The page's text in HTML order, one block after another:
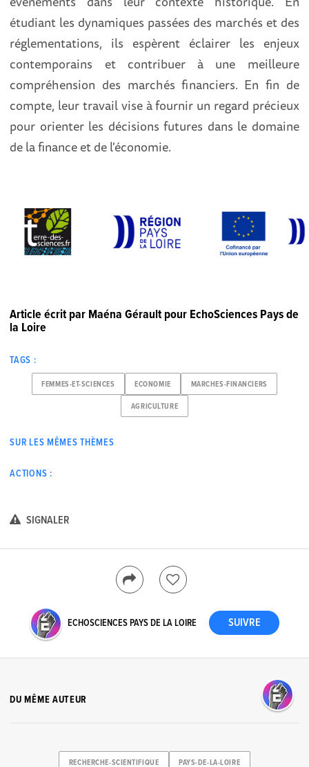
étudiant les dynamiques passées des marchés et des
réglementations, ils espèrent éclairer les enjeux
contemporains et contribuer à une meilleure
compréhension des marchés financiers. En fin de
compte, leur travail vise à fournir un regard précieux
pour orienter les décisions futures dans le domaine
de la finance et de l'économie.
Article écrit par Maéna Gérault pour EchoSciences Pays de
la Loire
TAGS :
FEMMES-ET-SCIENCES ECONOMIE MARCHES-FINANCIERS
AGRICULTURE
SUR LES MÊMES THÈMES
ACTIONS :
SIGNALER
ECHOSCIENCES PAYS DE LA LOIRE
DU MÊME AUTEUR
RECHERCHE-SCIENTIFIQUE PAYS-DE-LA-LOIRE